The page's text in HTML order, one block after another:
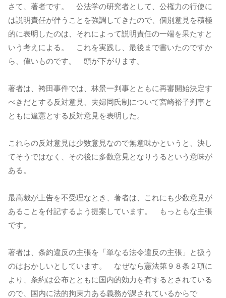
さて、著者です。 公法学の研究者として、公権力の行使に
は説明責任が伴うことを強調してきたので、個別意見を積極
的に表明したのは、それによって説明責任の一端を果たすと
いう考えによる。 これを実践し、最後まで書いたのですか
ら、偉いものです。 頭が下がります。
著者は、袴田事件では、林景一判事とともに再審開始決定す
べきだとする反対意見、夫婦同氏制について宮崎裕子判事と
ともに違憲とする反対意見を表明した。
これらの反対意見は少数意見なので無意味かというと、決し
てそうではなく、その後に多数意見となりうるという意味が
ある。
最高裁が上告を不受理なとき、著者は、これにも少数意見が
あることを付記するよう提案しています。 もっともな主張
です。
著者は、条約違反の主張を「単なる法令違反の主張」と扱う
のはおかしいとしています。 なぜなら憲法第９８条２項に
より、条約は公布とともに国内的効力を有するとされている
ので、国内に法的拘束力ある義務が課されているからで